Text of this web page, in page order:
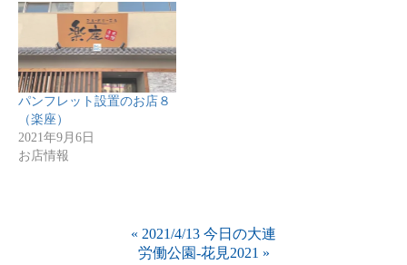
パンフレット設置のお店８
（楽座）
2021年9月6日
お店情報
« 2021/4/13 今日の大連
労働公園-花見2021 »